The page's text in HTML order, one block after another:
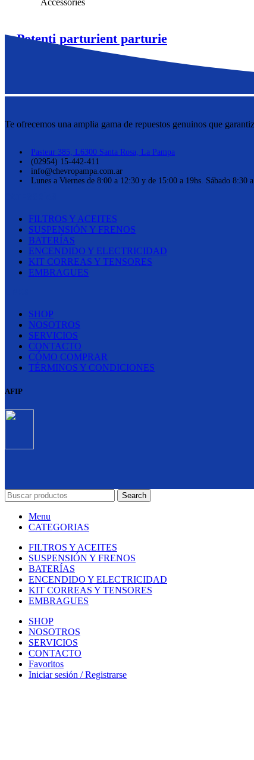
Accessories
Potenti parturient parturie
Te ofrecemos una amplia gama de repuestos genuinos que
Pasteur 385, L6300 Santa Rosa, La Pampa
(02954) 15-442-411
info@chevropampa.com.ar
Lunes a Viernes de 8:00 a 12:30 y de 15:00 a 19hs. Sábado 8:30
FILTROS Y ACEITES
SUSPENSIÓN Y FRENOS
BATERÍAS
ENCENDIDO Y ELECTRICIDAD
KIT CORREAS Y TENSORES
EMBRAGUES
SHOP
NOSOTROS
SERVICIOS
CONTACTO
CÓMO COMPRAR
TÉRMINOS Y CONDICIONES
AFIP
CHEVROPAMPA © 2024 DISEÑO Y DESARROLLO
Search
Menu
CATEGORIAS
FILTROS Y ACEITES
SUSPENSIÓN Y FRENOS
BATERÍAS
ENCENDIDO Y ELECTRICIDAD
KIT CORREAS Y TENSORES
EMBRAGUES
SHOP
NOSOTROS
SERVICIOS
CONTACTO
Favoritos
Iniciar sesión / Registrarse